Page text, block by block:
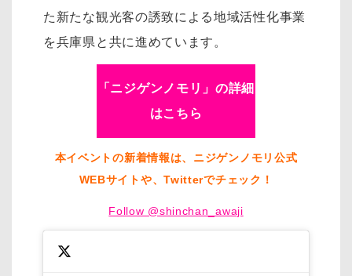
た新たな観光客の誘致による地域活性化事業
を兵庫県と共に進めています。
「ニジゲンノモリ」の詳細
はこちら
本イベントの新着情報は、ニジゲンノモリ公式
WEBサイトや、Twitterでチェック！
Follow @shinchan_awaji